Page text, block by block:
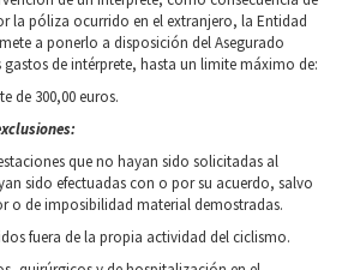
la póliza ocurrido en el extranjero, la Entidad
a ponerlo a disposición del Asegurado
de intérprete, hasta un limite máximo de:
de 300,00 euros.
que no hayan sido solicitadas al
sido efectuadas con o por su acuerdo, salvo
o de imposibilidad material demostradas.
fuera de la propia actividad del ciclismo.